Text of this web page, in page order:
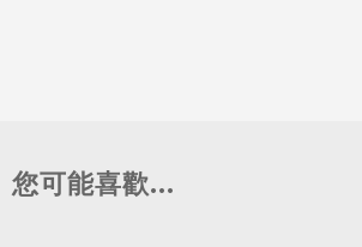
您可能喜歡...